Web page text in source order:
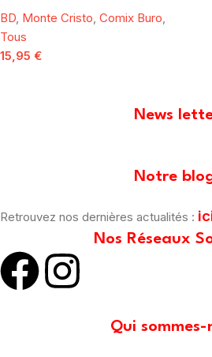
BD, Monte Cristo, Comix Buro,
Tous
15,95 €
News
Notre
Retrouvez nos dernières actualités :
Nos Réseaux
Qui sommes-